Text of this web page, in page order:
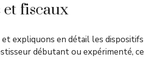
fiscaux
et expliquons en détail les
débutant ou expérimenté,